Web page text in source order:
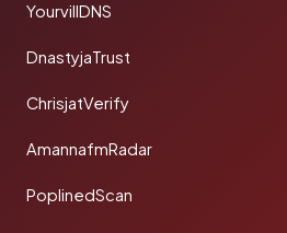
YourvillDNS
DnastyjaTrust
ChrisjatVerify
AmannafmRadar
PoplinedScan